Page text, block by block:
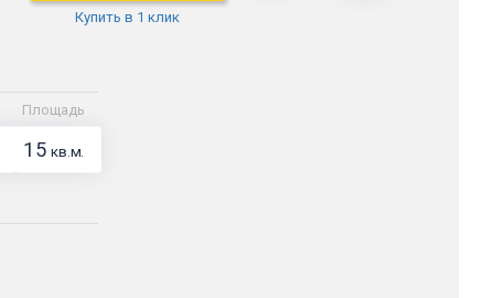
Купить в 1 клик
Площадь
15 кв.м.